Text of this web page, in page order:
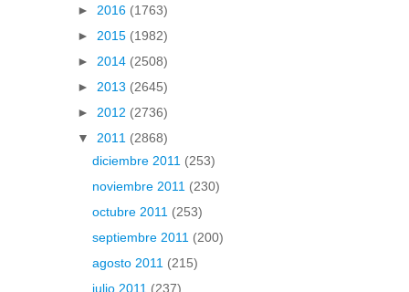
► 2016 (1763)
► 2015 (1982)
► 2014 (2508)
► 2013 (2645)
► 2012 (2736)
▼ 2011 (2868)
diciembre 2011 (253)
noviembre 2011 (230)
octubre 2011 (253)
septiembre 2011 (200)
agosto 2011 (215)
julio 2011 (237)